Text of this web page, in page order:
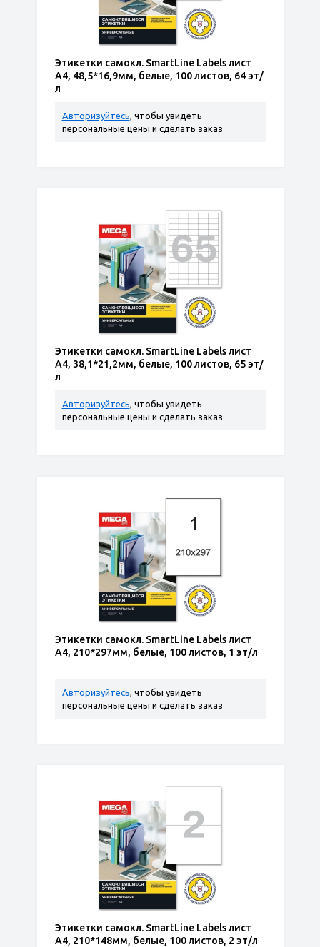
Этикетки самокл. SmartLine Labels лист
А4, 48,5*16,9мм, белые, 100 листов, 64 эт/
л
Авторизуйтесь, чтобы увидеть
персональные цены и сделать заказ
Этикетки самокл. SmartLine Labels лист
А4, 38,1*21,2мм, белые, 100 листов, 65 эт/
л
Авторизуйтесь, чтобы увидеть
персональные цены и сделать заказ
Этикетки самокл. SmartLine Labels лист
А4, 210*297мм, белые, 100 листов, 1 эт/л
Авторизуйтесь, чтобы увидеть
персональные цены и сделать заказ
Этикетки самокл. SmartLine Labels лист
А4, 210*148мм, белые, 100 листов, 2 эт/л